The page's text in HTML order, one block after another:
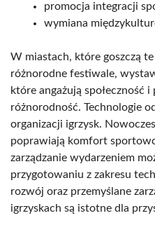
promocja integracji
wymiana
W miastach, które goszczą
różnorodne festiwale,
które angażują społeczność
różnorodność. Technologie
organizacji igrzysk.
poprawiają komfort
zarządzanie wydarzeniem
przygotowaniu z zakresu
rozwój oraz przemyślane
igrzyskach są istotne dla